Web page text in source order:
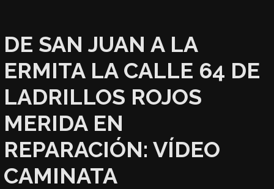
DE SAN JUAN A LA
ERMITA LA CALLE 64 DE
LADRILLOS ROJOS
MERIDA EN
REPARACIÓN: VÍDEO
CAMINATA